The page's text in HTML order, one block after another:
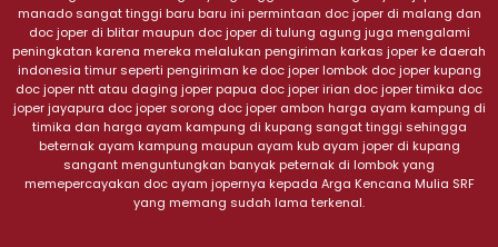
manado sangat tinggi baru baru ini permintaan doc joper di malang dan
doc joper di blitar maupun doc joper di tulung agung juga mengalami
peningkatan karena mereka melalukan pengiriman karkas joper ke daerah
indonesia timur seperti pengiriman ke doc joper lombok doc joper kupang
doc joper ntt atau daging joper papua doc joper irian doc joper timika doc
joper jayapura doc joper sorong doc joper ambon harga ayam kampung di
timika dan harga ayam kampung di kupang sangat tinggi sehingga
beternak ayam kampung maupun ayam kub ayam joper di kupang
sangant menguntungkan banyak peternak di lombok yang
memepercayakan doc ayam jopernya kepada Arga Kencana Mulia SRF
yang memang sudah lama terkenal.